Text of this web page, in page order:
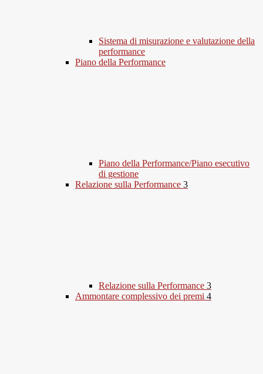
Sistema di misurazione e valutazione della
performance
Piano della Performance
Piano della Performance/Piano esecutivo
di gestione
Relazione sulla Performance 3
Relazione sulla Performance 3
Ammontare complessivo dei premi 4